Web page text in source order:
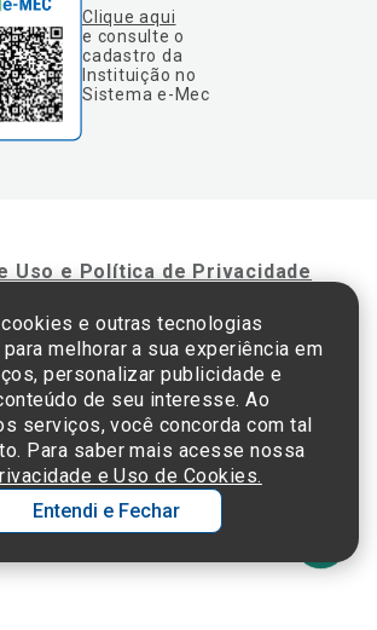
Clique aqui
e consulte o
cadastro da
Instituição no
Sistema e-Mec
Uso e Política de Privacidade
Israelita -TODOS OS DIREITOS RESERVADOS
30 - Endereço: Av. Albert Einstein, 627 - Morumbi - São
Paulo - SP - 05652-000
e outras tecnologias
melhorar a sua experiência em
personalizar publicidade e
de seu interesse. Ao
serviços, você concorda com tal
Para saber mais acesse nossa
e Uso de Cookies.
Entendi e Fechar